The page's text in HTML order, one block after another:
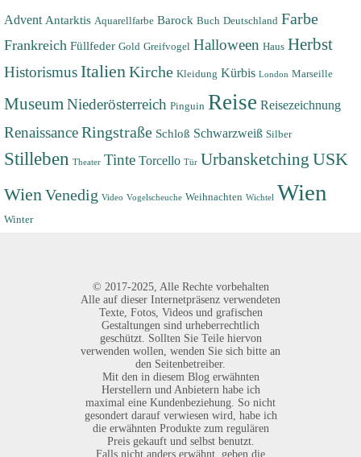
Advent Antarktis Aquarellfarbe Barock Buch Deutschland Farbe
Frankreich Füllfeder Gold Greifvogel Halloween Haus Herbst
HistorismusItalien Kirche Kleidung Kürbis London Marseille
Museum Niederösterreich Pinguin Reise Reisezeichnung
RenaissanceRingstraße Schloß Schwarzweiß Silber
Stilleben Theater Tinte Torcello Tür Urbansketching USK
Wien Venedig Video Vogelscheuche Weihnachten Wichtel Wien
Winter
© 2017-2025, Alle Rechte vorbehalten
Alle auf dieser Internetpräsenz verwendeten
Texte, Fotos, Videos und grafischen
Gestaltungen sind urheberrechtlich
geschützt. Sollten Sie Teile hiervon
verwenden wollen, wenden Sie sich bitte an
den Seitenbetreiber.
Mit den in diesem Blog erwähnten
Herstellern und Anbietern habe ich
maximal eine Kundenbeziehung. So nicht
gesondert darauf verwiesen wird, habe ich
die erwähnten Produkte zum regulären
Preis gekauft und selbst benutzt.
Falls nicht anders erwähnt, geben die